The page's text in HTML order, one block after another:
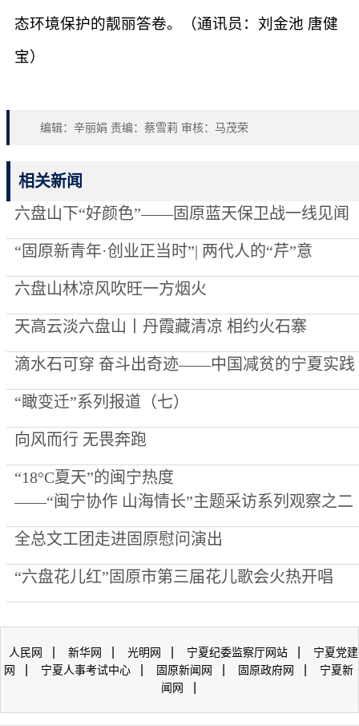
态环境保护的靓丽答卷。（通讯员：刘金池 唐健
宝）
编辑：辛丽娟 责编：蔡雪莉 审核：马茂荣
相关新闻
六盘山下“好颜色”——固原蓝天保卫战一线见闻
“固原新青年·创业正当时”| 两代人的“芹”意
六盘山林凉风吹旺一方烟火
天高云淡六盘山丨丹霞藏清凉 相约火石寨
滴水石可穿 奋斗出奇迹——中国减贫的宁夏实践
“瞰变迁”系列报道（七）
向风而行 无畏奔跑
“18°C夏天”的闽宁热度
——“闽宁协作 山海情长”主题采访系列观察之二
全总文工团走进固原慰问演出
“六盘花儿红”固原市第三届花儿歌会火热开唱
人民网 新华网 光明网 宁夏纪委监察厅网站
宁夏党建
网
宁夏人事考试中心 固原新闻网 固原政府网
宁夏新
闻网